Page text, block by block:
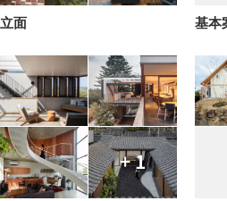
立面 基本
+ 1